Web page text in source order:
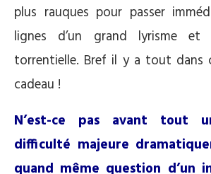
plus rauques pour passer
lignes d’un grand lyrisme et
torrentielle. Bref il y a tout dans
cadeau !
N’est-ce pas avant tout
difficulté majeure
quand même question d’un